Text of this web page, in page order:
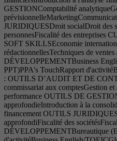
GESTIONComptabilité
JURIDIQUESDroit socialDroit des
personnesFiscalité des entreprises
SOFT SKILLSEconomie
rédactionnellesTechniques de
DÉVELOPPEMENTBusiness
PPT)PPA's TouchRapport
: OUTILS D’AUDIT ET DE
commissariat aux comptesGestion
performance OUTILS DE
approfondieIntroduction à la
financement OUTILS
approfondiFiscalité des
DÉVELOPPEMENTBureautique